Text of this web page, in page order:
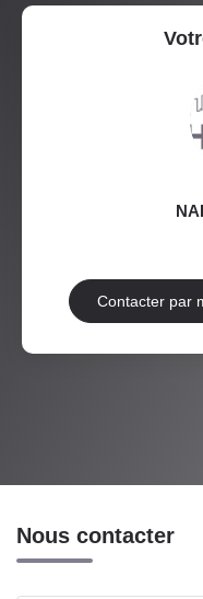
RESTAURANTS ET CAFÉS
Contacter par
Nous contacter